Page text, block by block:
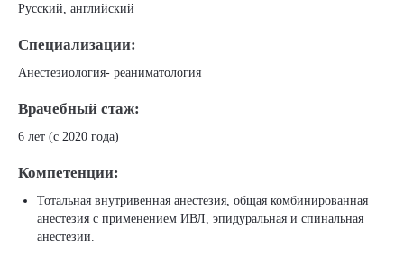
Русский, английский
Специализации:
Анестезиология- реаниматология
Врачебный стаж:
6 лет (с 2020 года)
Компетенции:
Тотальная внутривенная анестезия, общая комбинированная
анестезия с применением ИВЛ, эпидуральная и спинальная
анестезии.